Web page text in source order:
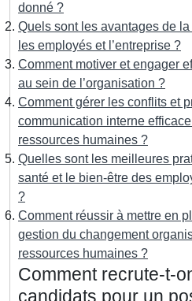
donné ?
Quels sont les avantages de
les employés et l’entreprise ?
Comment motiver et engager
au sein de l’organisation ?
Comment gérer les conflits et
communication interne
ressources humaines ?
Quelles sont les meilleures
santé et le bien-être des
?
Comment réussir à mettre en
gestion du changement
ressources humaines ?
Comment recrute-t-
candidats pour un